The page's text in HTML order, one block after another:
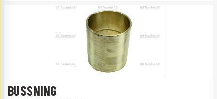
BUSSNING